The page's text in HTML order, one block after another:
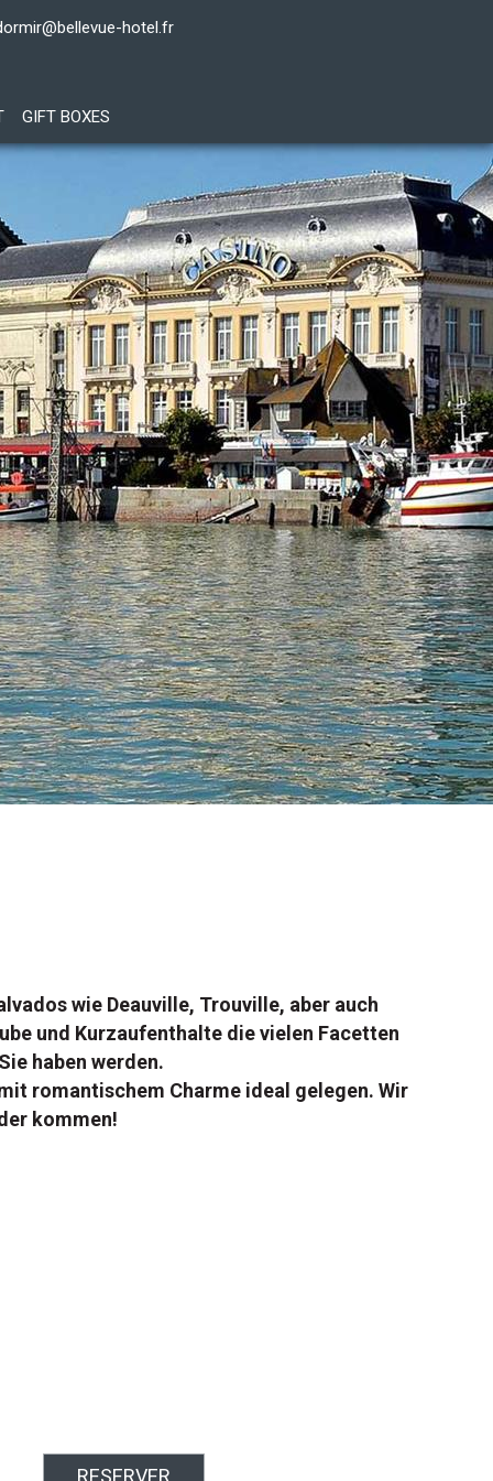
hotel.fr
GIFT BOXES
wie Deauville, Trouville, aber auch
und Kurzaufenthalte die vielen Facetten
haben werden.
romantischem Charme ideal gelegen. Wir
kommen!
RESERVER